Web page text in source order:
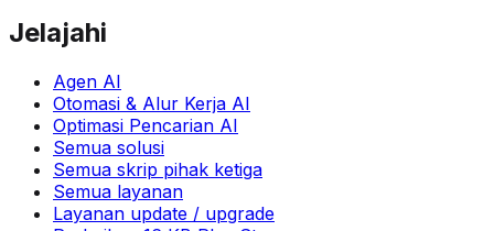
Jelajahi
Agen AI
Otomasi & Alur Kerja AI
Optimasi Pencarian AI
Semua solusi
Semua skrip pihak ketiga
Semua layanan
Layanan update / upgrade